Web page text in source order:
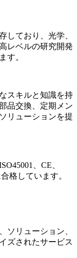
しており、光学、
レベルの研究開発
す。
スキルと知識を持
品交換、定期メン
リューションを提
、CE、
格しています。
ソリューション、
ズされたサービス